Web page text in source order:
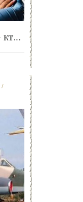
Психолог и психотерапевт — кто они, и чем..
/